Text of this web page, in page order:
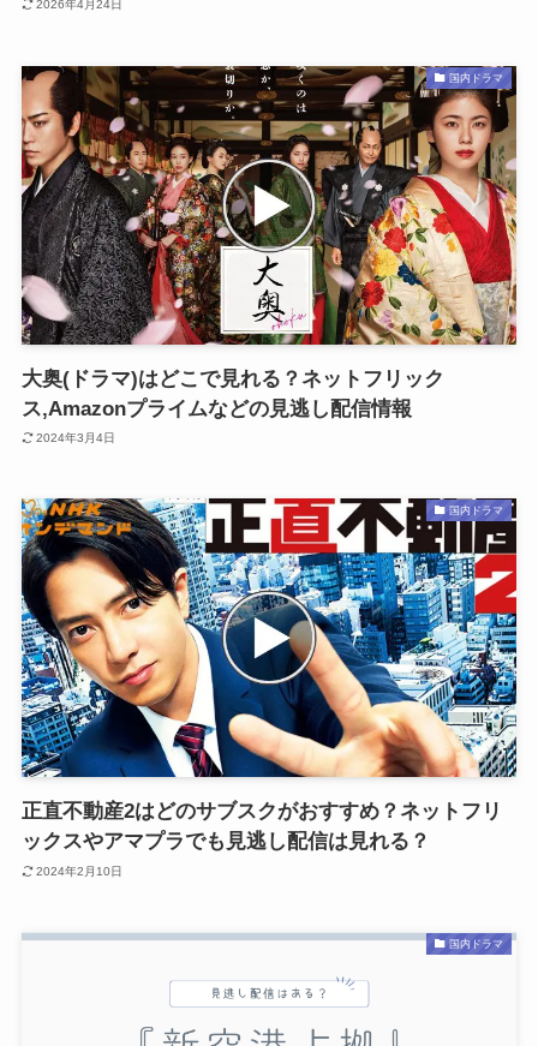
2026年4月24日
国内ドラマ
大奥(ドラマ)はどこで見れる？ネットフリック
ス,Amazonプライムなどの見逃し配信情報
2024年3月4日
国内ドラマ
正直不動産2はどのサブスクがおすすめ？ネットフリ
ックスやアマプラでも見逃し配信は見れる？
2024年2月10日
国内ドラマ